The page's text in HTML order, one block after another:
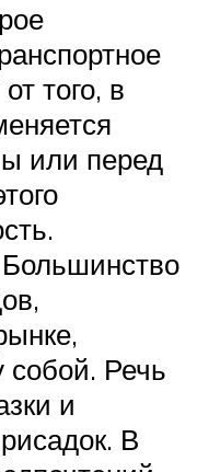
того, в
или перед
Речь
и
В